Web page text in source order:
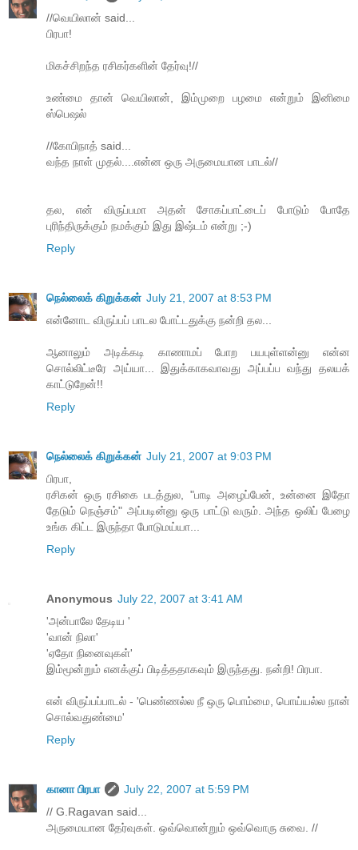
//வெயிலான் said...
பிரபா!
மிகச்சிறந்த ரசிகர்களின் தேர்வு!//
உண்மை தான் வெயிலான், இம்முறை பழமை என்றும் இனிமை
ஸ்பெஷல்
//கோபிநாத் said...
வந்த நாள் முதல்....என்ன ஒரு அருமையான பாடல்//
தல, என் விருப்பமா அதன் சோகப்பாட்டைப் போடும் போதே
புரிந்திருக்கும் நமக்கும் இது இஷ்டம் என்று ;-)
Reply
நெல்லைக் கிறுக்கன் July 21, 2007 at 8:53 PM
என்னோட விருப்பப் பாடல போட்டதுக்கு நன்றி தல...
ஆனாலும் அடிக்கடி காணாமப் போற பயபுள்ளன்னு என்ன
சொல்லிட்டீரே அய்யா... இதுக்காகவாவது அப்பப்ப வந்து தலயக்
காட்டுறேன்!!
Reply
நெல்லைக் கிறுக்கன் July 21, 2007 at 9:03 PM
பிரபா,
ரசிகன் ஒரு ரசிகை படத்துல, "பாடி அழைப்பேன், உன்னை இதோ
தேடும் நெஞ்சம்" அப்படின்னு ஒரு பாட்டு வரும். அந்த ஒலிப் பேழை
உங்க கிட்ட இருந்தா போடுமய்யா...
Reply
Anonymous July 22, 2007 at 3:41 AM
'அன்பாலே தேடிய '
'வான் நிலா'
'ஏதோ நினைவுகள்'
இம்மூன்றும் எனக்குப் பிடித்ததாகவும் இருந்தது. நன்றி! பிரபா.
என் விருப்பப்பாடல் - 'பெண்ணல்ல நீ ஒரு பொம்மை, பொய்யல்ல நான்
சொல்வதுண்மை'
Reply
கானா பிரபா
July 22, 2007 at 5:59 PM
// G.Ragavan said...
அருமையான தேர்வுகள். ஒவ்வொன்றும் ஒவ்வொரு சுவை. //